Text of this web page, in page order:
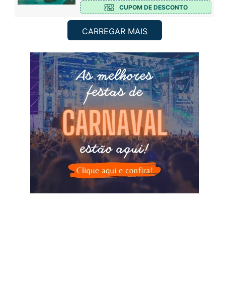
CUPOM DE DESCONTO
CARREGAR MAIS